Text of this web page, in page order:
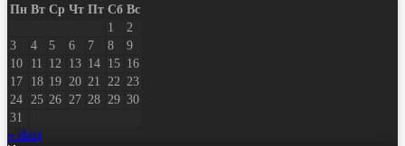
Пн Вт Ср Чт Пт Сб Вс
1
2
3
4 5 6 7 8
9
10
11 12 13 14 15 16
17
18 19 20 21 22 23
24
25 26 27 28 29 30
31
« Июл